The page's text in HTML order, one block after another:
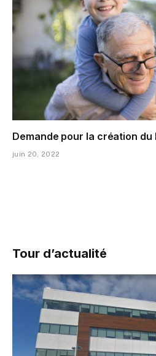
Demande pour la création
juin 20, 2022
Tour d’actualité